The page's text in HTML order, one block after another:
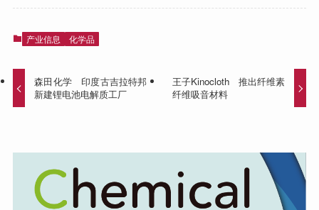
产业信息 化学品
森田化学 印度古吉拉特邦
新建锂电池电解质工厂
王子Kinocloth 推出纤维素
纤维吸音材料